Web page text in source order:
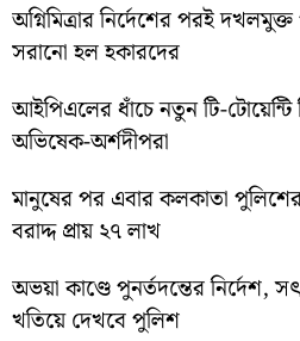
অগ্নিমিত্রার নির্দেশের পরই
সরানো হল হকারদের
আইপিএলের ধাঁচে নতুন টি-
অভিষেক-অর্শদীপরা
মানুষের পর এবার কলকাতা
বরাদ্দ প্রায় ২৭ লাখ
অভয়া কাণ্ডে পুনর্তদন্তের নির্দেশ,
খতিয়ে দেখবে পুলিশ